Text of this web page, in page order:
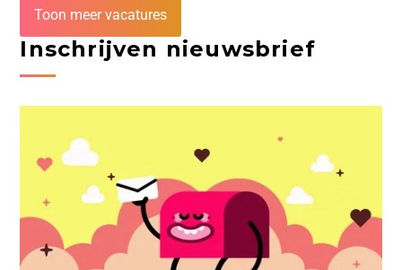
Toon meer vacatures
Inschrijven nieuwsbrief